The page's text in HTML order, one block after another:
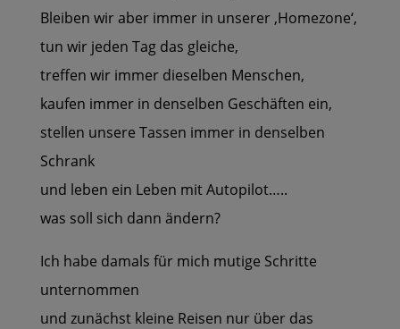
Bleiben wir aber immer in unserer ‚Homezone‘,
tun wir jeden Tag das gleiche,
treffen wir immer dieselben Menschen,
kaufen immer in denselben Geschäften ein,
stellen unsere Tassen immer in denselben
Schrank
und leben ein Leben mit Autopilot…..
was soll sich dann ändern?
Ich habe damals für mich mutige Schritte
unternommen
und zunächst kleine Reisen nur über das